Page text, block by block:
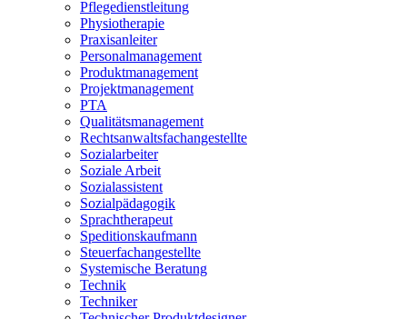
Pflegedienstleitung
Physiotherapie
Praxisanleiter
Personalmanagement
Produktmanagement
Projektmanagement
PTA
Qualitätsmanagement
Rechtsanwaltsfachangestellte
Sozialarbeiter
Soziale Arbeit
Sozialassistent
Sozialpädagogik
Sprachtherapeut
Speditionskaufmann
Steuerfachangestellte
Systemische Beratung
Technik
Techniker